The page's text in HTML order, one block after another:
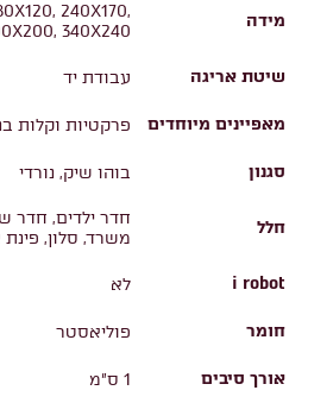
מידה
240X170,
340X240
שיטת אריגה עבודת יד
מאפיינים מיוחדים פרקטיות וקלות
סגנון בוהו שיק, נורדי
חלל
חדר ילדים, חדר
משרד, סלון, פינת
i robot לא
חומר פוליאסטר
אורך סיבים 1 ס"מ